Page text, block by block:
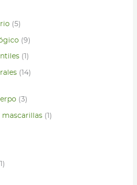
(5)
(9)
(1)
(14)
(3)
(1)